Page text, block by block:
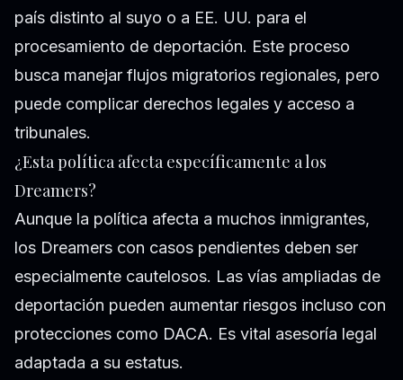
país distinto al suyo o a EE. UU. para el
procesamiento de deportación. Este proceso
busca manejar flujos migratorios regionales, pero
puede complicar derechos legales y acceso a
tribunales.
¿Esta política afecta específicamente a los
Dreamers?
Aunque la política afecta a muchos inmigrantes,
los Dreamers con casos pendientes deben ser
especialmente cautelosos. Las vías ampliadas de
deportación pueden aumentar riesgos incluso con
protecciones como DACA. Es vital asesoría legal
adaptada a su estatus.